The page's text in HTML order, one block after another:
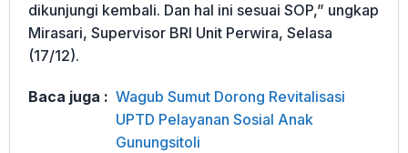
dikunjungi kembali. Dan hal ini sesuai SOP,” ungkap
Mirasari, Supervisor BRI Unit Perwira, Selasa
(17/12).
Baca juga : Wagub Sumut Dorong Revitalisasi
UPTD Pelayanan Sosial Anak
Gunungsitoli